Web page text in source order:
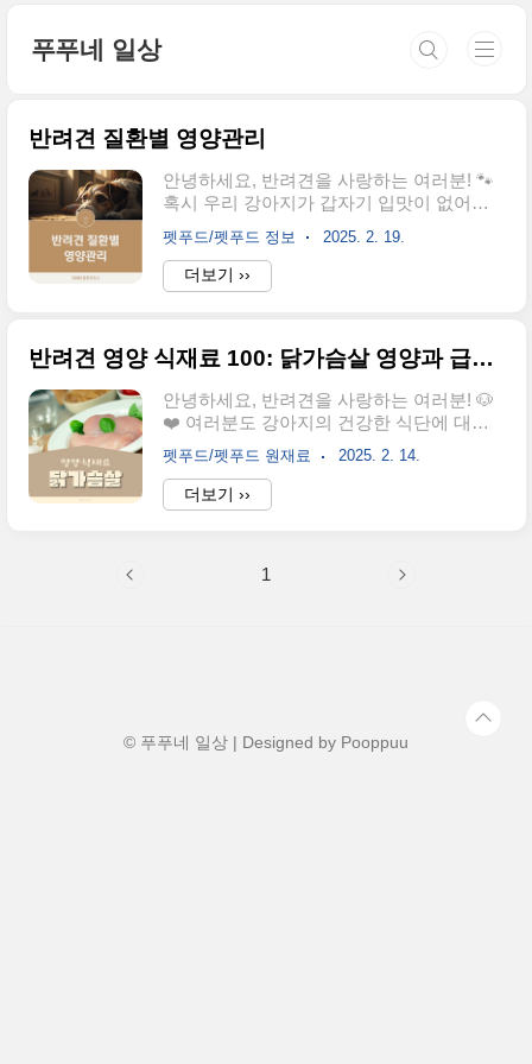
푸푸네 일상
반려견 질환별 영양관리
안녕하세요, 반려견을 사랑하는 여러분! 🐾
혹시 우리 강아지가 갑자기 입맛이 없어지
거나, 피부가 가려워하는 모습을 본 적 있으
신가요? 또는 관절이 아파서 잘 걷지 못하는
모습을 보면 마음이 아프셨을 거예요. 반려
견도 사람과 마찬가지로 건강 상태에 따라
께 알아보려고 해요. 우리 소중한 반려견이
영양 관리 방법을 알아볼까요? 😊📋 목차
반려견 비만과 체중 관리 🏋️‍♂️ 관절 건강을 위
한 영양 💪 피부 질환과 식이 요법 🐕‍🦺 소화
기 건강을 위한 식단 🥩 신장 건강을 위한 영
양 🍲 노령견의 영양 관리 🧓 반려견 비만과
펫푸드/펫푸드 정보 2025. 2. 19.
더보기 ››
반려견 영양 식재료 100: 닭가슴살 영양과 급여 방법
안녕하세요, 반려견을 사랑하는 여러분! 🐶
❤️ 여러분도 강아지의 건강한 식단에 대해
고민해 본 적 있으신가요? 오늘은 반려견에
게 가장 인기 있는 단백질원인 닭가슴살에
대해 깊이 알아보려고 합니다. 닭가슴살은
영양이 풍부하고 소화가 잘 되어 많은 보호
번 포스팅에서는 닭가슴살의 영양 성분부터
가슴살은 고단백, 저지방 식재료로 반려견
건강에 매우 유익한 식품입니다. 지방 함량
펫푸드/펫푸드 원재료 2025. 2. 14.
더보기 ››
1
© 푸푸네 일상 | Designed by Pooppuu